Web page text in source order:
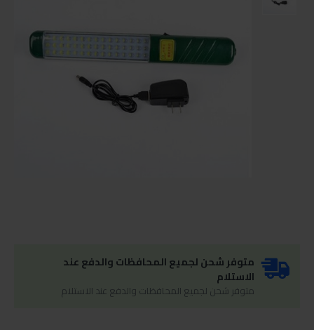
متوفر شحن لجميع المحافظات والدفع عند
الاستلام
متوفر شحن لجميع المحافظات والدفع عند الاستلام